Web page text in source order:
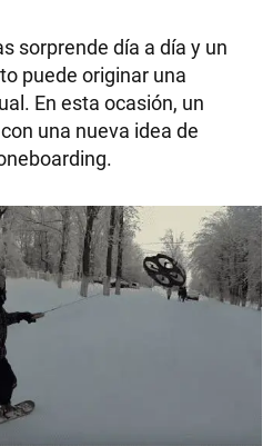
sorprende día a día y un
puede originar una
En esta ocasión, un
una nueva idea de